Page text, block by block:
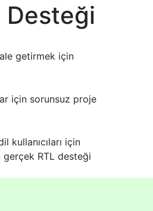
Desteği
getirmek için
için sorunsuz proje
kullanıcıları için
gerçek RTL desteği